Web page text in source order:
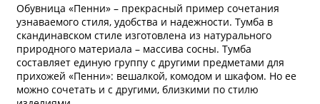
Обувница «Пенни» – прекрасный пример сочетания
узнаваемого стиля, удобства и надежности. Тумба в
скандинавском стиле изготовлена из натурального
природного материала – массива сосны. Тумба
составляет единую группу с другими предметами для
прихожей «Пенни»: вешалкой, комодом и шкафом. Но ее
можно сочетать и с другими, близкими по стилю